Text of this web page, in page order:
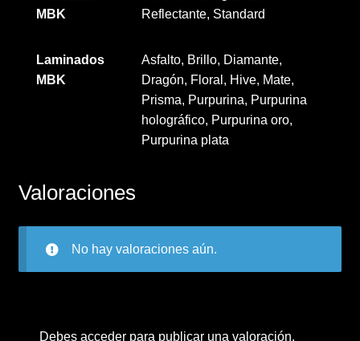
MBK
Reflectante, Standard
Laminados
MBK
Asfalto, Brillo, Diamante,
Dragón, Floral, Hive, Mate,
Prisma, Purpurina, Purpurina
holográfico, Purpurina oro,
Purpurina plata
Valoraciones
No hay valoraciones aún.
Debes accederpara publicar una valoración.